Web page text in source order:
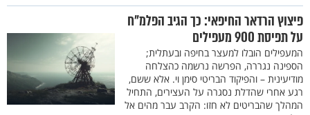
פיצוץ הרדאר החיפאי: כך הגיב הפלמ"ח
על תפיסת 900 מעפילים
המעפילים הובלו למעצר בחיפה ובעתלית;
הספינה נגררה, הפרשה נרשמה כהצלחה
מודיעינית – והפיקוד הבריטי סימן וי. אלא ששם,
רגע אחרי שהדלת נסגרה על העצירים, התחיל
המהלך שהבריטים לא חזו: הקרב עבר מהים אל